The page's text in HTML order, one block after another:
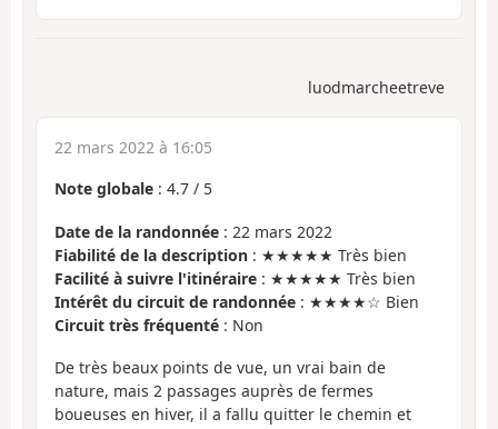
luodmarcheetreve
22 mars 2022 à 16:05
Note globale : 4.7 / 5
Date de la randonnée : 22 mars 2022
Fiabilité de la description : ★★★★★ Très bien
Facilité à suivre l'itinéraire : ★★★★★ Très bien
Intérêt du circuit de randonnée : ★★★★☆ Bien
Circuit très fréquenté : Non
De très beaux points de vue, un vrai bain de
nature, mais 2 passages auprès de fermes
boueuses en hiver, il a fallu quitter le chemin et